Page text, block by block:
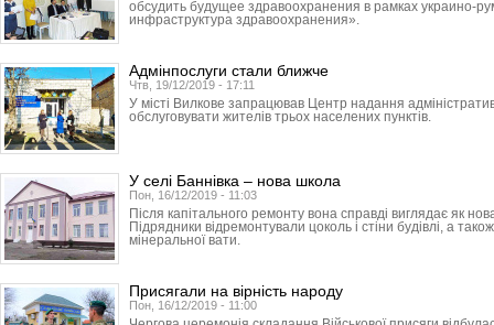
обсудить будущее здравоохранения в рамках украино-
инфраструктура здравоохранения».
Адмінпослуги стали ближче
Чтв, 19/12/2019 - 17:11
У місті Вилкове запрацював Центр надання
обслуговувати жителів трьох населених пунктів.
У селі Баннівка – нова школа
Пон, 16/12/2019 - 11:03
Після капітального ремонту вона справді виглядає як
Підрядники відремонтували цоколь і стіни будівлі, а
мінеральної вати.
Присягали на вірність народу
Пон, 16/12/2019 - 11:00